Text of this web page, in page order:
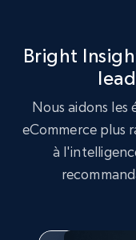
Google
URL, Product
Bright
Nous aidons les
eCommerce plus
à